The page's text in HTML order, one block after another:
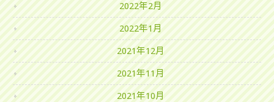
2022年2月
2022年1月
2021年12月
2021年11月
2021年10月